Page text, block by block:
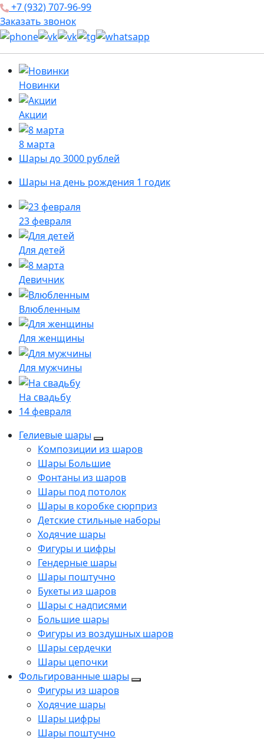
+7 (932) 707-96-99
Заказать звонок
Новинки
Акции
8 марта
Шары до 3000 рублей
Шары на день рождения 1 годик
23 февраля
Для детей
Девичник
Влюбленным
Для женщины
Для мужчины
На свадьбу
14 февраля
Гелиевые шары
Композиции из шаров
Шары Большие
Фонтаны из шаров
Шары под потолок
Шары в коробке сюрприз
Детские стильные наборы
Ходячие шары
Фигуры и цифры
Гендерные шары
Шары поштучно
Букеты из шаров
Шары с надписями
Большие шары
Фигуры из воздушных шаров
Шары сердечки
Шары цепочки
Фольгированные шары
Фигуры из шаров
Ходячие шары
Шары цифры
Шары поштучно